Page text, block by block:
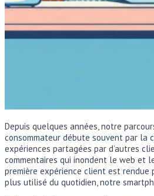
Depuis quelques années, notre
consommateur débute souvent par la
expériences partagées par d’autres
commentaires qui inondent le web et
première expérience client est rendue
plus utilisé du quotidien, notre